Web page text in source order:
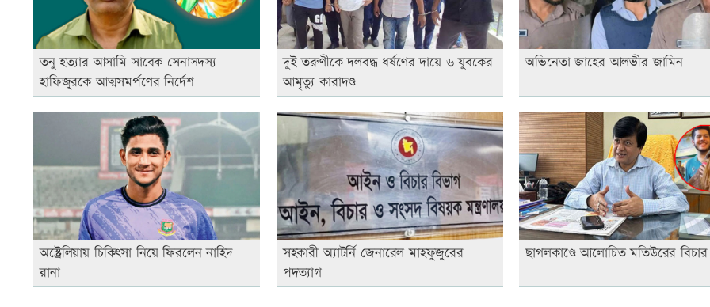
তনু হত্যার আসামি সাবেক সেনাসদস্য
হাফিজুরকে আত্মসমর্পণের নির্দেশ
দুই তরুণীকে দলবদ্ধ ধর্ষণের দায়ে ৬ যুবকের
আমৃত্যু কারাদণ্ড
অভিনেতা জাহের আলভীর জামিন
অস্ট্রেলিয়ায় চিকিৎসা নিয়ে ফিরলেন নাহিদ
রানা
সহকারী অ্যাটর্নি জেনারেল মাহফুজুরের
পদত্যাগ
ছাগলকাণ্ডে আলোচিত মতিউরের